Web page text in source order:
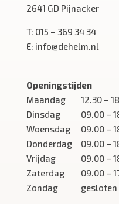
2641 GD Pijnacker
T: 015 – 369 34 34
E: info@dehelm.nl
Openingstijden
Maandag
12.30 –
Dinsdag
09.00 –
Woensdag
09.00 –
Donderdag
09.00 –
Vrijdag
09.00 –
Zaterdag
09.00 –
Zondag
gesloten